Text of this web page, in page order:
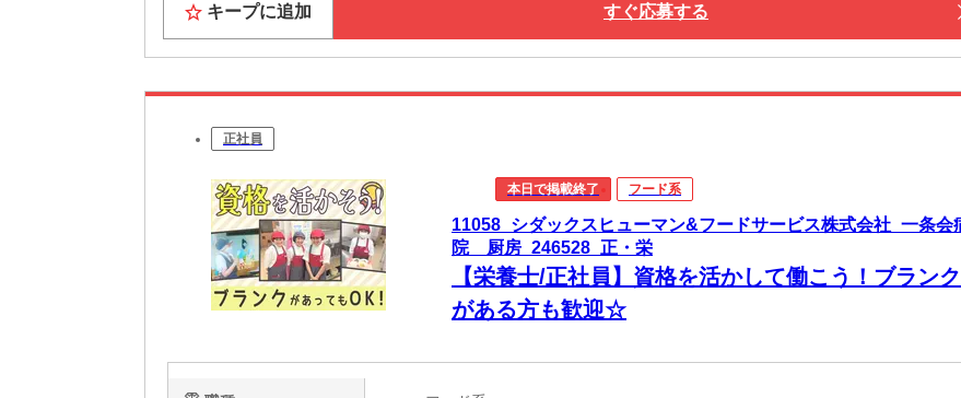
キープに追加 すぐ応募する
正社員
本日で掲載終了 フード系
11058_シダックスヒューマン&フードサービス株式会社_一条会
院 厨房_246528_正・栄
【栄養士/正社員】資格を活かして働こう！ブランク
がある方も歓迎☆